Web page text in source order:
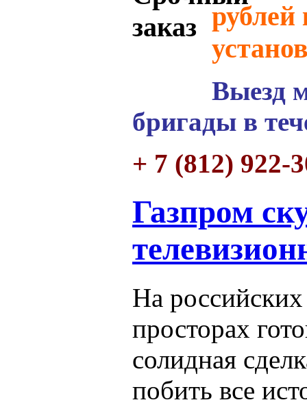
рублей
Выезд
бригады в
+ 7 (812) 922-
Газпром
На
просторах
солидная
побить все